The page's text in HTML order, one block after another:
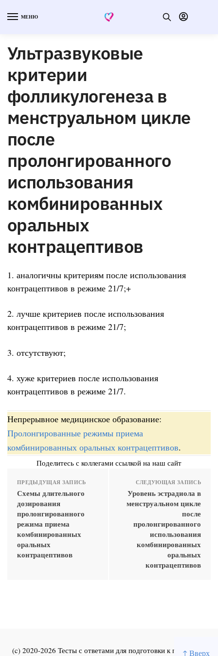
↑ Вверх
МЕНЮ
Ультразвуковые
критерии
фолликулогенеза в
менструальном цикле
после
пролонгированного
использования
комбинированных
оральных
контрацептивов
1. аналогичны критериям после использования
контрацептивов в режиме 21/7;+
2. лучше критериев после использования
контрацептивов в режиме 21/7;
3. отсутствуют;
4. хуже критериев после использования
контрацептивов в режиме 21/7.
Непрерывное медицинское образование:
Пролонгированные режимы приема
комбинированных оральных контрацептивов.
Поделитесь с коллегами ссылкой на наш сайт
ПРЕДЫДУЩАЯ ЗАПИСЬ
Схемы длительного
дозирования
пролонгированного
режима приема
комбинированных
оральных
контрацептивов
СЛЕДУЮЩАЯ ЗАПИСЬ
Уровень эстрадиола в
менструальном цикле
после
пролонгированного
использования
комбинированных
оральных
контрацептивов
(c) 2020-2026 Тесты с ответами для подготовки к первичной